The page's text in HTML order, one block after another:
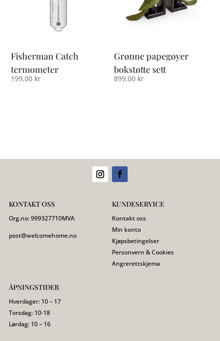
Fisherman Catch
termometer
199,00 kr
Grønne papegøyer
bokstøtte sett
899,00 kr
KONTAKT OSS
Org.no:999327710MVA
post@welcomehome.no
KUNDESERVICE
Kontakt oss
Min konto
Kjøpsbetingelser
Personvern & Cookies
Angrerettskjema
ÅPNINGSTIDER
Hverdager: 10 – 17
Torsdag: 10-18
Lørdag: 10 – 16